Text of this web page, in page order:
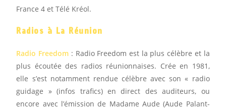
France 4 et Télé Kréol.
Radios à La Réunion
Radio Freedom : Radio Freedom est la plus célèbre et la
plus écoutée des radios réunionnaises. Crée en 1981,
elle s’est notamment rendue célèbre avec son « radio
guidage » (infos trafics) en direct des auditeurs, ou
encore avec l’émission de Madame Aude (Aude Palant-